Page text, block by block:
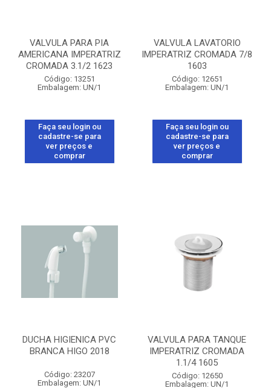
VALVULA PARA PIA
AMERICANA IMPERATRIZ
CROMADA 3.1/2 1623
Código: 13251
Embalagem: UN/1
Faça seu login ou
cadastre-se para
ver preços e
comprar
VALVULA LAVATORIO
IMPERATRIZ CROMADA 7/8
1603
Código: 12651
Embalagem: UN/1
Faça seu login ou
cadastre-se para
ver preços e
comprar
DUCHA HIGIENICA PVC
BRANCA HIGO 2018
Código: 23207
Embalagem: UN/1
VALVULA PARA TANQUE
IMPERATRIZ CROMADA
1.1/4 1605
Código: 12650
Embalagem: UN/1